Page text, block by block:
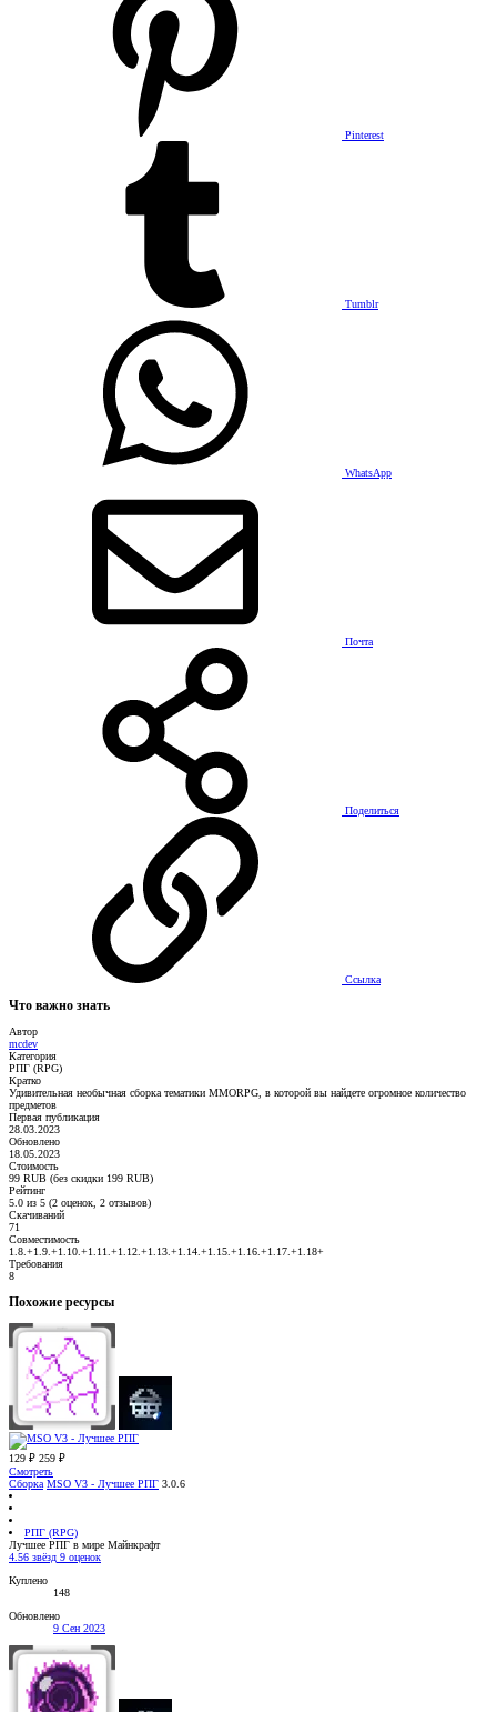
Pinterest
Tumblr
WhatsApp
Почта
Поделиться
Ссылка
Что важно знать
Автор
mcdev
Категория
РПГ (RPG)
Кратко
Удивительная необычная сборка тематики MMORPG, в которой вы найдете огромное количество
предметов
Первая публикация
28.03.2023
Обновлено
18.05.2023
Стоимость
99 RUB (без скидки 199 RUB)
Рейтинг
5.0 из 5 (2 оценок, 2 отзывов)
Скачиваний
71
Совместимость
1.8.+1.9.+1.10.+1.11.+1.12.+1.13.+1.14.+1.15.+1.16.+1.17.+1.18+
Требования
8
Похожие ресурсы
129 ₽ 259 ₽
Смотреть
Сборка MSO V3 - Лучшее РПГ 3.0.6
РПГ (RPG)
Лучшее РПГ в мире Майнкрафт
4.56 звёзд 9 оценок
Куплено
148
Обновлено
9 Сен 2023